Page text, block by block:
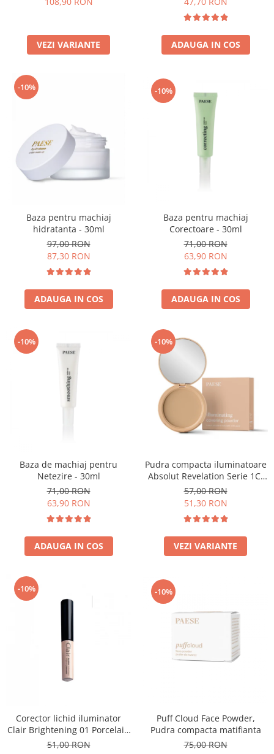
VEZI VARIANTE ADAUGA IN COS
-10%
Baza pentru machiaj
hidratanta - 30ml
97,00 RON
87,30 RON
ADAUGA IN COS
-10%
Baza pentru machiaj
Corectoare - 30ml
71,00 RON
63,90 RON
ADAUGA IN COS
-10%
Baza de machiaj pentru
Netezire - 30ml
71,00 RON
63,90 RON
ADAUGA IN COS
-10%
Pudra compacta iluminatoare
Absolut Revelation Serie 1C,
9g
57,00 RON
51,30 RON
VEZI VARIANTE
-10%
Corector lichid iluminator
Clair Brightening 01 Porcelain
- 6ml
51,00 RON
-10%
Puff Cloud Face Powder,
Pudra compacta matifianta
75,00 RON